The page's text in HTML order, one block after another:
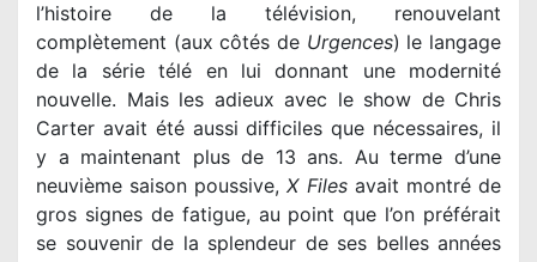
l’histoire de la télévision, renouvelant
complètement (aux côtés de Urgences) le langage
de la série télé en lui donnant une modernité
nouvelle. Mais les adieux avec le show de Chris
Carter avait été aussi difficiles que nécessaires, il
y a maintenant plus de 13 ans. Au terme d’une
neuvième saison poussive,X Filesavait montré de
gros signes de fatigue, au point que l’on préférait
se souvenir de la splendeur de ses belles années